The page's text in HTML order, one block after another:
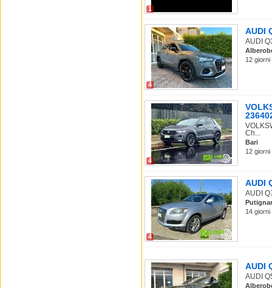
1
4
AUDI
AUDI
12
4
Ch...
Bari
12
4
AUDI
AUDI
14
AUDI
AUDI